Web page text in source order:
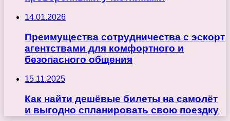
14.01.2026
Преимущества сотрудничества с эскорт
агентствами для комфортного и
безопасного общения
15.11.2025
Как найти дешёвые билеты на самолёт
и выгодно спланировать свою поездку